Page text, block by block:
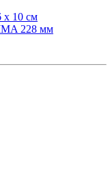
х 10 см
228 мм